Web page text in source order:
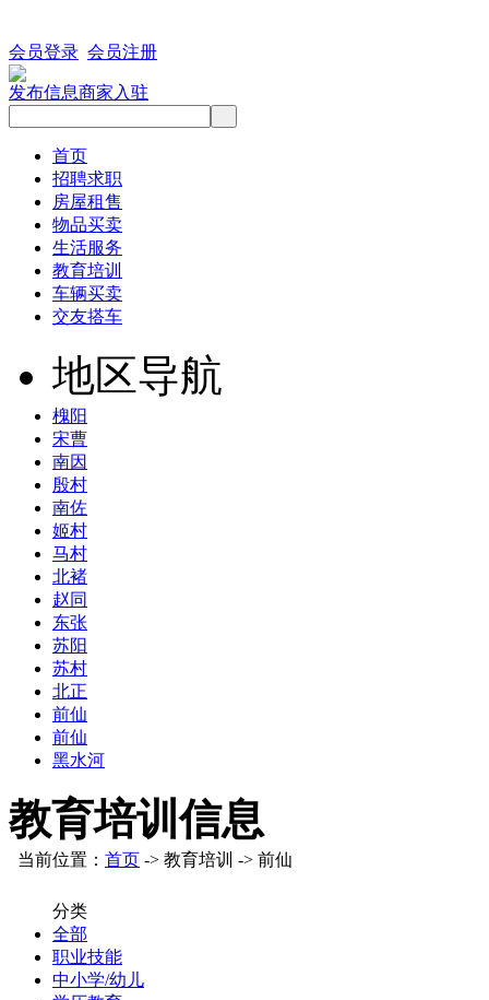
会员登录 会员注册
发布信息商家入驻
首页
招聘求职
房屋租售
物品买卖
生活服务
教育培训
车辆买卖
交友搭车
地区导航
槐阳
宋曹
南因
殷村
南佐
姬村
马村
北褚
赵同
东张
苏阳
苏村
北正
前仙
前仙
黑水河
教育培训信息
当前位置： 首页 -> 教育培训 -> 前仙
分类
全部
职业技能
中小学/幼儿